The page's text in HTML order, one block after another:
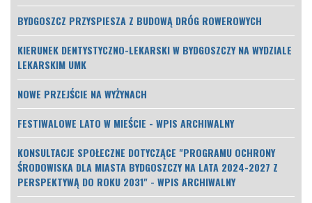
BYDGOSZCZ PRZYSPIESZA Z BUDOWĄ DRÓG ROWEROWYCH
KIERUNEK DENTYSTYCZNO-LEKARSKI W BYDGOSZCZY NA WYDZIALE
LEKARSKIM UMK
NOWE PRZEJŚCIE NA WYŻYNACH
FESTIWALOWE LATO W MIEŚCIE - WPIS ARCHIWALNY
KONSULTACJE SPOŁECZNE DOTYCZĄCE "PROGRAMU OCHRONY
ŚRODOWISKA DLA MIASTA BYDGOSZCZY NA LATA 2024-2027 Z
PERSPEKTYWĄ DO ROKU 2031" - WPIS ARCHIWALNY